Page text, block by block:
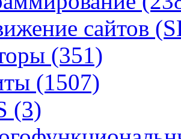
сайтов
(351)
(1507)
(3)